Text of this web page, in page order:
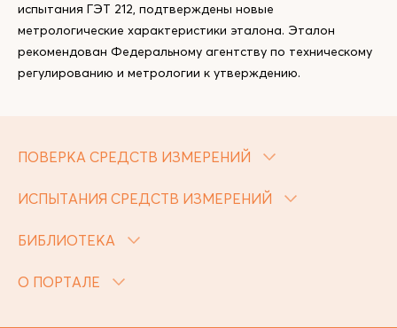
испытания ГЭТ 212, подтверждены новые
метрологические характеристики эталона. Эталон
рекомендован Федеральному агентству по техническому
регулированию и метрологии к утверждению.
ПОВЕРКА СРЕДСТВ ИЗМЕРЕНИЙ
ИСПЫТАНИЯ СРЕДСТВ ИЗМЕРЕНИЙ
БИБЛИОТЕКА
О ПОРТАЛЕ